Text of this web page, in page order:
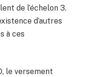
de l’échelon 3.
d’autres
à ces
le versement